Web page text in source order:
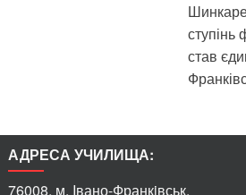
став
АДРЕСА УЧИЛИЩА:
76008, м. Iвано-Франкiвськ,